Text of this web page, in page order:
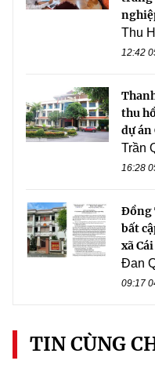
Thu
12:42
thu
dự án
Trần
16:28
Đồng
bất
xã
Đan
09:17
TIN CÙNG